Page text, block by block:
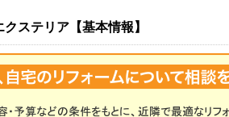
ステリア【基本情報】